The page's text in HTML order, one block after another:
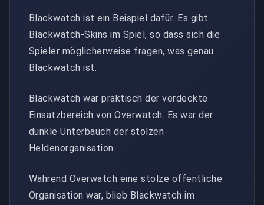
Blackwatch ist ein Beispiel dafür. Es gibt
Blackwatch-Skins im Spiel, so dass sich die
Spieler möglicherweise fragen, was genau
Blackwatch ist.
Blackwatch war praktisch der verdeckte
Einsatzbereich von Overwatch. Es war der
dunkle Unterbauch der stolzen
Heldenorganisation.
Während Overwatch eine stolze öffentliche
Organisation war, blieb Blackwatch im